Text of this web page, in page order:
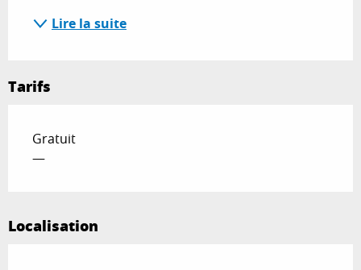
Lire la suite
Tarifs
Gratuit
—
Localisation